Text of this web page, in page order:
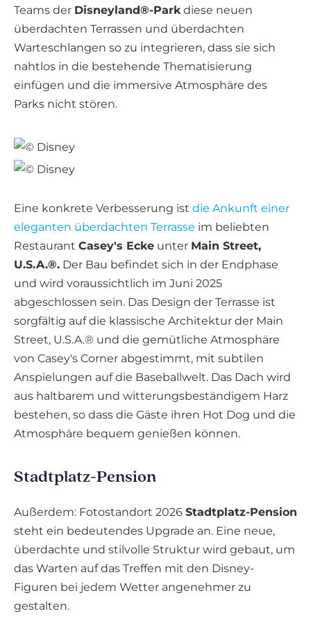
Teams der Disneyland®-Parkdiese neuen
überdachten Terrassen und überdachten
Warteschlangen so zu integrieren, dass sie sich
nahtlos in die bestehende Thematisierung
einfügen und die immersive Atmosphäre des
Parks nicht stören.
Eine konkrete Verbesserung ist die Ankunft einer
eleganten überdachten Terrasse im beliebten
Restaurant Casey's Ecke unter Main Street,
U.S.A.®. Der Bau befindet sich in der Endphase
und wird voraussichtlich im Juni 2025
abgeschlossen sein. Das Design der Terrasse ist
sorgfältig auf die klassische Architektur der Main
Street, U.S.A.® und die gemütliche Atmosphäre
von Casey's Corner abgestimmt, mit subtilen
Anspielungen auf die Baseballwelt. Das Dach wird
aus haltbarem und witterungsbeständigem Harz
bestehen, so dass die Gäste ihren Hot Dog und die
Atmosphäre bequem genießen können.
Stadtplatz-Pension
Außerdem: Fotostandort 2026 Stadtplatz-Pension
steht ein bedeutendes Upgrade an. Eine neue,
überdachte und stilvolle Struktur wird gebaut, um
das Warten auf das Treffen mit den Disney-
Figuren bei jedem Wetter angenehmer zu
gestalten.